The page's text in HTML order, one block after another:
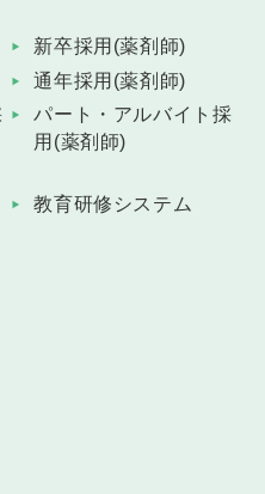
新卒採用(薬剤師)
通年採用(薬剤師)
パート・アルバイト採
用(薬剤師)
教育研修システム